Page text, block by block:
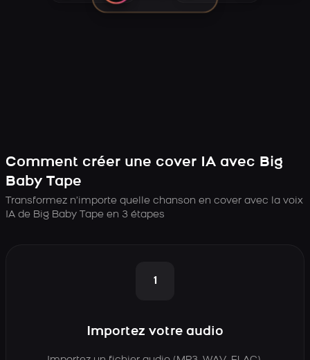
Comment créer une cover IA avec Big
Baby Tape
Transformez n’importe quelle chanson en cover avec la voix
IA de Big Baby Tape en 3 étapes
1
Importez votre audio